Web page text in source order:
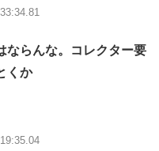
ならんな。コレクター要
くか